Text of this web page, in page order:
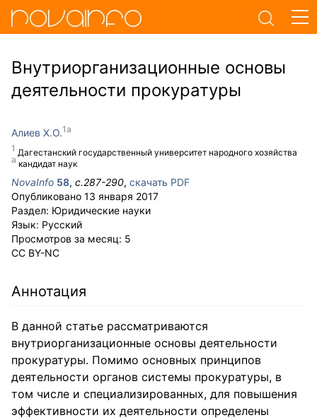
Внутриорганизационные основы
деятельности прокуратуры
Алиев Х.О.
Дагестанский государственный университет народного хозяйства
кандидат наук
NovaInfo 58, с.287-290, скачать PDF
Опубликовано 13 января 2017
Раздел: Юридические науки
Язык: Русский
Просмотров за месяц: 5
CC BY-NC
Аннотация
В данной статье рассматриваются
внутриорганизационные основы деятельности
прокуратуры. Помимо основных принципов
деятельности органов системы прокуратуры, в
том числе и специализированных, для повышения
эффективности их деятельности определены